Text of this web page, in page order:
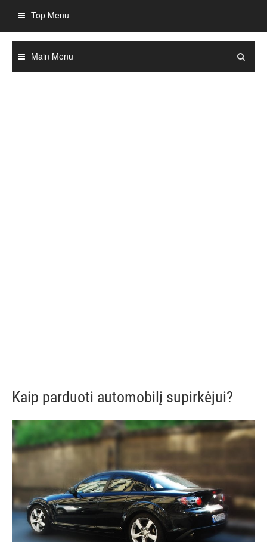
content
Top Menu
Main Menu
Kaip parduoti automobilį supirkėjui?